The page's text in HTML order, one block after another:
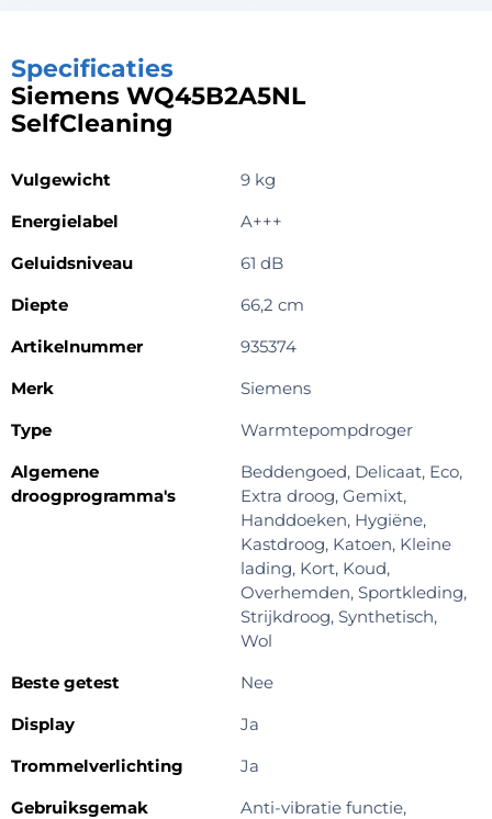
Specificaties
Siemens WQ45B2A5NL
SelfCleaning
Vulgewicht
9 kg
Energielabel
A+++
Geluidsniveau
61 dB
Diepte
66,2 cm
Artikelnummer
935374
Merk
Siemens
Type
Warmtepompdroger
Algemene
droogprogramma's
Beddengoed, Delicaat, Eco,
Extra droog, Gemixt,
Handdoeken, Hygiëne,
Kastdroog, Katoen, Kleine
lading, Kort, Koud,
Overhemden, Sportkleding,
Strijkdroog, Synthetisch,
Wol
Beste getest
Nee
Display
Ja
Trommelverlichting
Ja
Gebruiksgemak
Anti-vibratie functie,